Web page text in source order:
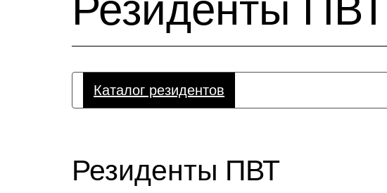
Каталог резидентов
Резиденты ПВТ